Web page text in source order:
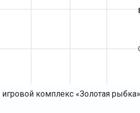
комплекс «Золотая рыбка»